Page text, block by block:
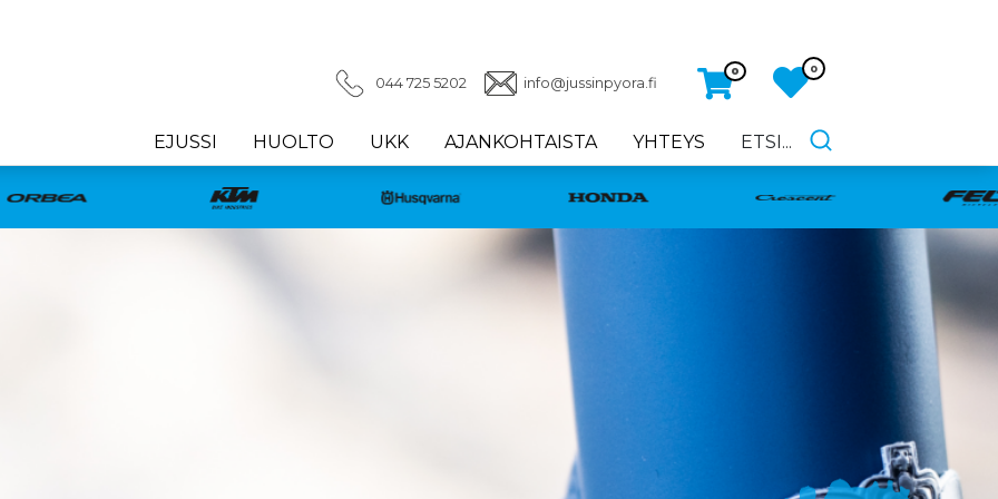
044 725 5202 info@jussinpyora.fi
0 0
EJUSSI HUOLTO UKK AJANKOHTAISTA YHTEYS ETSI...